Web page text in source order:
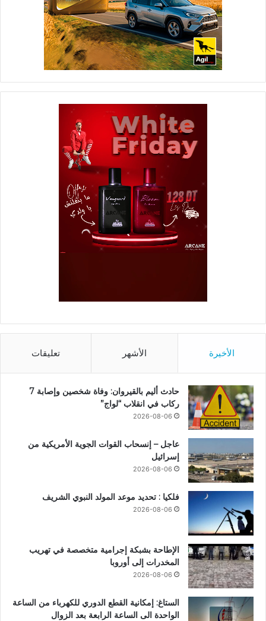
الأخيرة الأشهر تعليقات
حادث أليم بالقيروان: وفاة شخصين وإصابة 7
ركاب في انقلاب “لواج”
2026-08-06
عاجل – إنسحاب القوات الجوية الأمريكية من
إسرائيل
2026-08-06
فلكيا : تحديد موعد المولد النبوي الشريف
2026-08-06
الإطاحة بشبكة إجرامية متخصصة في تهريب
المخدرات إلى أوروبا
2026-08-06
الستاغ: إمكانية القطع الدوري للكهرباء من الساعة
الواحدة الى الساعة الرابعة بعد الزوال